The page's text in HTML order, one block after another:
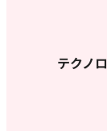
テクノ